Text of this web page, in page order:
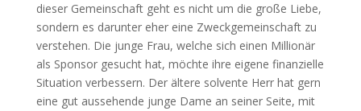
dieser Gemeinschaft geht es nicht um die große Liebe,
sondern es darunter eher eine Zweckgemeinschaft zu
verstehen. Die junge Frau, welche sich einen Millionär
als Sponsor gesucht hat, möchte ihre eigene finanzielle
Situation verbessern. Der ältere solvente Herr hat gern
eine gut aussehende junge Dame an seiner Seite, mit